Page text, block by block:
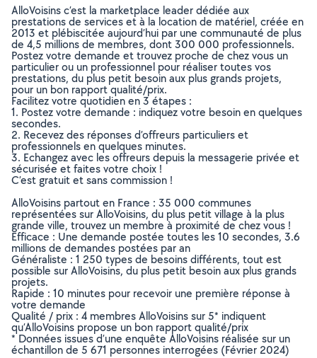
AlloVoisins c’est la marketplace leader dédiée aux
prestations de services et à la location de matériel, créée en
2013 et plébiscitée aujourd’hui par une communauté de plus
de 4,5 millions de membres, dont 300 000 professionnels.
Postez votre demande et trouvez proche de chez vous un
particulier ou un professionnel pour réaliser toutes vos
prestations, du plus petit besoin aux plus grands projets,
pour un bon rapport qualité/prix.
Facilitez votre quotidien en 3 étapes :
1. Postez votre demande : indiquez votre besoin en quelques
secondes.
2. Recevez des réponses d’offreurs particuliers et
professionnels en quelques minutes.
3. Echangez avec les offreurs depuis la messagerie privée et
sécurisée et faites votre choix !
C’est gratuit et sans commission !
AlloVoisins partout en France : 35 000 communes
représentées sur AlloVoisins, du plus petit village à la plus
grande ville, trouvez un membre à proximité de chez vous !
Efficace : Une demande postée toutes les 10 secondes, 3.6
millions de demandes postées par an
Généraliste : 1 250 types de besoins différents, tout est
possible sur AlloVoisins, du plus petit besoin aux plus grands
projets.
Rapide : 10 minutes pour recevoir une première réponse à
votre demande
Qualité / prix : 4 membres AlloVoisins sur 5* indiquent
qu’AlloVoisins propose un bon rapport qualité/prix
* Données issues d’une enquête AlloVoisins réalisée sur un
échantillon de 5 671 personnes interrogées (Février 2024)